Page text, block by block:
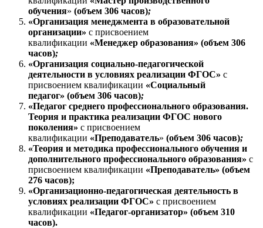
обучения» (объем 306 часов);
«Организация менеджмента в образовательной
организации» с присвоением
квалификации «Менеджер образования» (объем 306
часов);
«Организация социально-педагогической
деятельности в условиях реализации ФГОС» с
присвоением квалификации «Социальный
педагог» (объем 306 часов);
«Педагог среднего профессионального образования.
Теория и практика реализации ФГОС нового
поколения» с присвоением
квалификации «Преподаватель» (объем 306 часов);
«Теория и методика профессионального обучения и
дополнительного профессионального образования» с
присвоением квалификации «Преподаватель» (объем
276 часов);
«Организационно-педагогическая деятельность в
условиях реализации ФГОС» с присвоением
квалификации «Педагог-организатор» (объем 310
часов).